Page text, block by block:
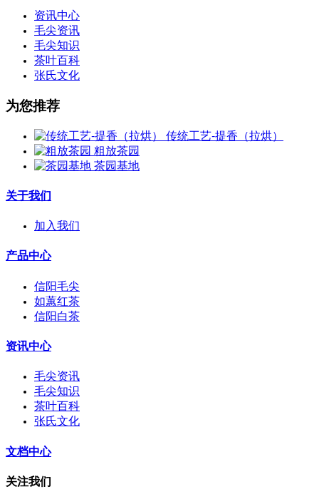
资讯中心
毛尖资讯
毛尖知识
茶叶百科
张氏文化
为您推荐
传统工艺-提香（拉烘）
粗放茶园
茶园基地
关于我们
加入我们
产品中心
信阳毛尖
如蕙红茶
信阳白茶
资讯中心
毛尖资讯
毛尖知识
茶叶百科
张氏文化
文档中心
关注我们